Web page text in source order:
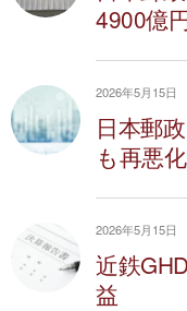
4900億
2026年5月15日
日本郵
も再悪
2026年5月15日
近鉄
益